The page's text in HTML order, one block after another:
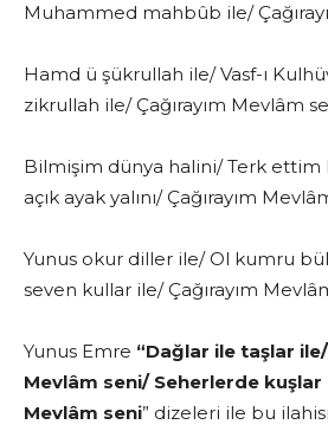
Muhammed mahbûb ile/
Hamd ü şükrullah ile/ Vasf-ı
zikrullah ile/ Çağırayım Mevlâm
Bilmişim dünya halini/ Terk ettim
açık ayak yalını/ Çağırayım
Yunus okur diller ile/ Ol kumru
seven kullar ile/ Çağırayım
Yunus Emre “Dağlar ile taşlar ile/
Mevlâm seni/ Seherlerde kuşlar
Mevlâm seni” dizeleri ile bu